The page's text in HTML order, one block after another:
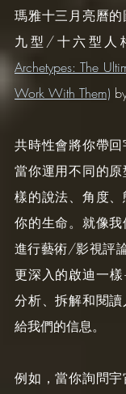
瑪雅十三月亮曆
九型/十六型人
Archetypes: The
Work With Them)
共時性會將你帶回
當你運用不同的
樣的說法、角度
你的生命。就像
進行藝術/影視評
更深入的啟迪一
分析、拆解和閱
給我們的信息。
例如，當你詢問